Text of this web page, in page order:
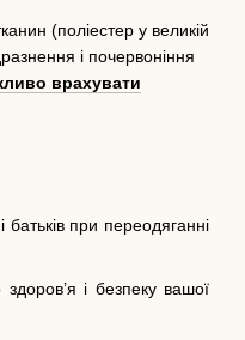
(поліестер у великій
і почервоніння
врахувати
при переодяганні
і безпеку вашої